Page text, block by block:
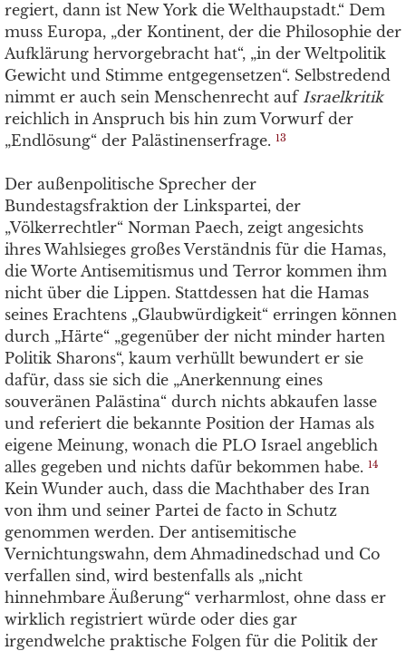
regiert, dann ist New York die Welthaupstadt.“ Dem
muss Europa, „der Kontinent, der die Philosophie der
Aufklärung hervorgebracht hat“, „in der Weltpolitik
Gewicht und Stimme entgegensetzen“. Selbstredend
nimmt er auch sein Menschenrecht auf Israelkritik
reichlich in Anspruch bis hin zum Vorwurf der
„Endlösung“ der Palästinenserfrage. 13
Der außenpolitische Sprecher der
Bundestagsfraktion der Linkspartei, der
„Völkerrechtler“ Norman Paech, zeigt angesichts
ihres Wahlsieges großes Verständnis für die Hamas,
die Worte Antisemitismus und Terror kommen ihm
nicht über die Lippen. Stattdessen hat die Hamas
seines Erachtens „Glaubwürdigkeit“ erringen können
durch „Härte“ „gegenüber der nicht minder harten
Politik Sharons“, kaum verhüllt bewundert er sie
dafür, dass sie sich die „Anerkennung eines
souveränen Palästina“ durch nichts abkaufen lasse
und referiert die bekannte Position der Hamas als
eigene Meinung, wonach die PLO Israel angeblich
alles gegeben und nichts dafür bekommen habe. 14
Kein Wunder auch, dass die Machthaber des Iran
von ihm und seiner Partei de facto in Schutz
genommen werden. Der antisemitische
Vernichtungswahn, dem Ahmadinedschad und Co
verfallen sind, wird bestenfalls als „nicht
hinnehmbare Äußerung“ verharmlost, ohne dass er
wirklich registriert würde oder dies gar
irgendwelche praktische Folgen für die Politik der